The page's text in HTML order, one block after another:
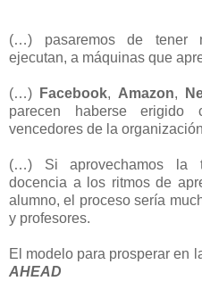
(…) pasaremos de tener
ejecutan, a máquinas que
(…) Facebook, Amazon,
parecen haberse erigido
vencedores de la
(…) Si aprovechamos la
docencia a los ritmos de
alumno, el proceso sería
y profesores.
El modelo para prosperar en
AHEAD